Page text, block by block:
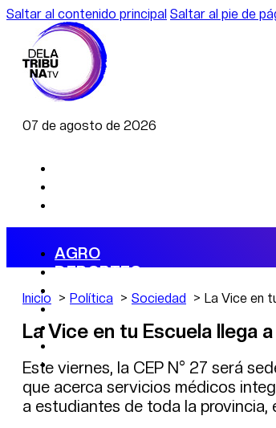
Saltar al contenido principal Saltar al pie de
07 de agosto de 2026
AGRO
DEPORTES
ECONOMÍA
POLÍTICA
CAMBIO CLIMÁTICO
DE LA TRIBUNA TV
Inicio Política Sociedad La Vice en
La Vice en tu Escuela llega
Este viernes, la CEP N° 27 será
que acerca servicios médicos
a estudiantes de toda la provincia,